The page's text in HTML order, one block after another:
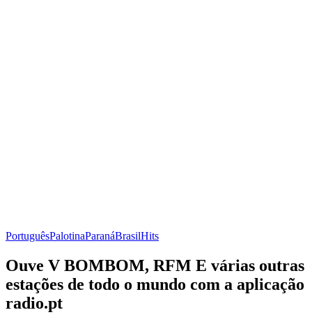
PortuguêsPalotinaParanáBrasilHits
Ouve V BOMBOM, RFM E várias outras
estações de todo o mundo com a aplicação
radio.pt